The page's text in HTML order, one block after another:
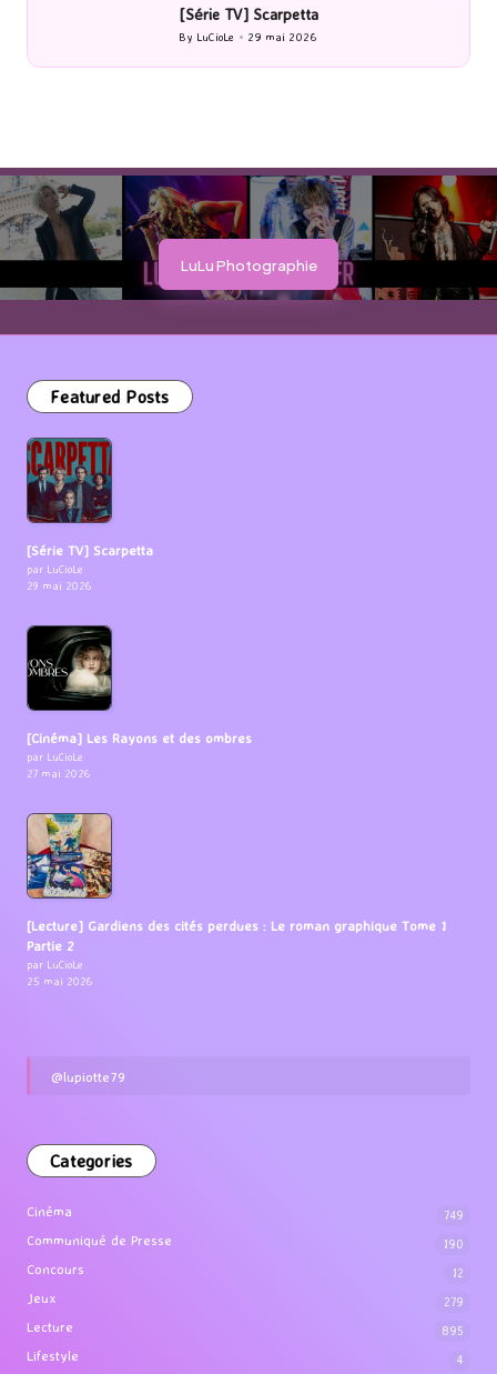
[Série TV] Scarpetta
Posted
by
By LuCioLe 29 mai 2026
LuLu Photographie
Featured Posts
[Série TV] Scarpetta
par LuCioLe
29 mai 2026
[Cinéma] Les Rayons et des ombres
par LuCioLe
27 mai 2026
[Lecture] Gardiens des cités perdues : Le roman graphique Tome 1
Partie 2
par LuCioLe
25 mai 2026
@lupiotte79
Categories
Cinéma 749
Communiqué de Presse 190
Concours 12
Jeux 279
Lecture 895
Lifestyle 4